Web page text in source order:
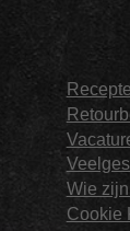
Wie
Cookie